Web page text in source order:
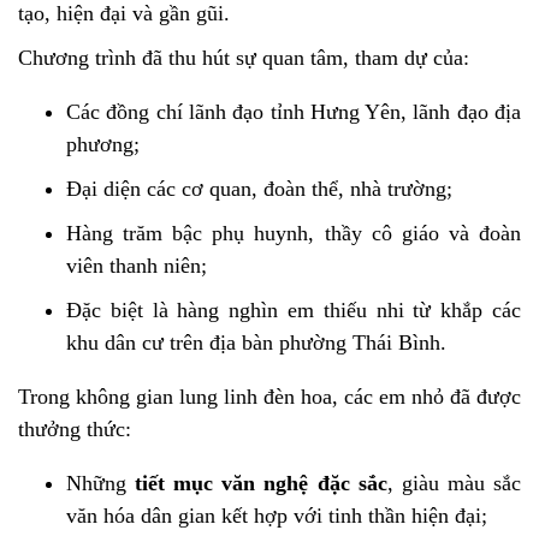
tạo, hiện đại và gần gũi.
Chương trình đã thu hút sự quan tâm, tham dự của:
Các đồng chí lãnh đạo tỉnh Hưng Yên, lãnh đạo địa
phương;
Đại diện các cơ quan, đoàn thể, nhà trường;
Hàng trăm bậc phụ huynh, thầy cô giáo và đoàn
viên thanh niên;
Đặc biệt là hàng nghìn em thiếu nhi từ khắp các
khu dân cư trên địa bàn phường Thái Bình.
Trong không gian lung linh đèn hoa, các em nhỏ đã được
thưởng thức:
Nhữngtiết mục văn nghệ đặc sắc, giàu màu sắc
văn hóa dân gian kết hợp với tinh thần hiện đại;